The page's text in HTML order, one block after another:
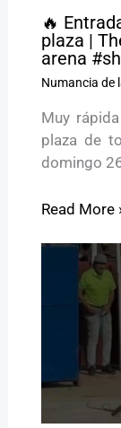
🔥
plaza |
arena
Numancia de
Muy
plaza de
domingo
Read More